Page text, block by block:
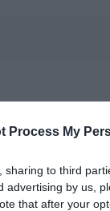
Process My
sharing to third
advertising by us,
that after your